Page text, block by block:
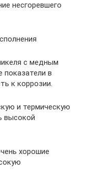
несгоревшего
с медным
в
к коррозии.
и термическую
высокой
хорошие